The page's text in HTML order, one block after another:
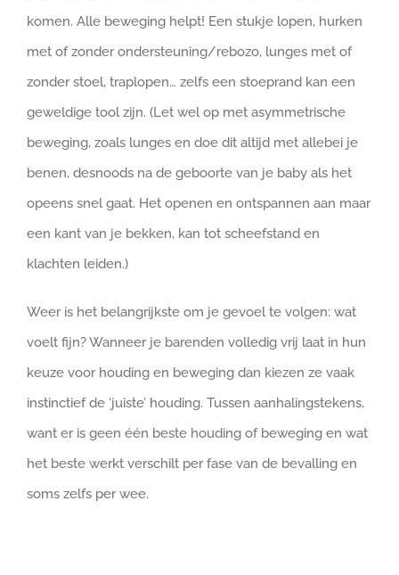
komen. Alle beweging helpt! Een stukje lopen, hurken
met of zonder ondersteuning/rebozo, lunges met of
zonder stoel, traplopen… zelfs een stoeprand kan een
geweldige tool zijn. (Let wel op met asymmetrische
beweging, zoals lunges en doe dit altijd met allebei je
benen, desnoods na de geboorte van je baby als het
opeens snel gaat. Het openen en ontspannen aan maar
een kant van je bekken, kan tot scheefstand en
klachten leiden.)
Weer is het belangrijkste om je gevoel te volgen: wat
voelt fijn? Wanneer je barenden volledig vrij laat in hun
keuze voor houding en beweging dan kiezen ze vaak
instinctief de ‘juiste’ houding. Tussen aanhalingstekens,
want er is geen één beste houding of beweging en wat
het beste werkt verschilt per fase van de bevalling en
soms zelfs per wee.